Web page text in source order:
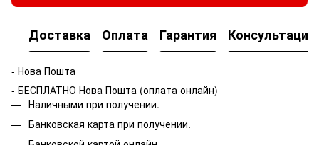
Доставка Оплата Гарантия Консультация
- Нова Пошта
- БЕСПЛАТНО Нова Пошта (оплата онлайн)
Наличными при получении.
Банковская карта при получении.